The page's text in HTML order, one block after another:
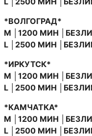
*ВОЛГОГРАД*
M │1200 МИН
L │2500 МИН
*ИРКУТСК*
M │1200 МИН
L │2500 МИН
*КАМЧАТКА*
M │1200 МИН
L │2500 МИН